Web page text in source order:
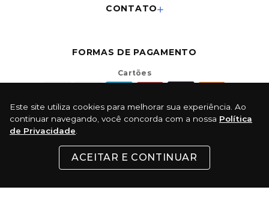
Este site utiliza cookies para melhorar sua experiência. Ao
continuar navegando, você concorda com a nossa Política
de Privacidade
ACEITAR E CONTINUAR
CONTATO
FORMAS DE PAGAMENTO
Cartões
Boleto